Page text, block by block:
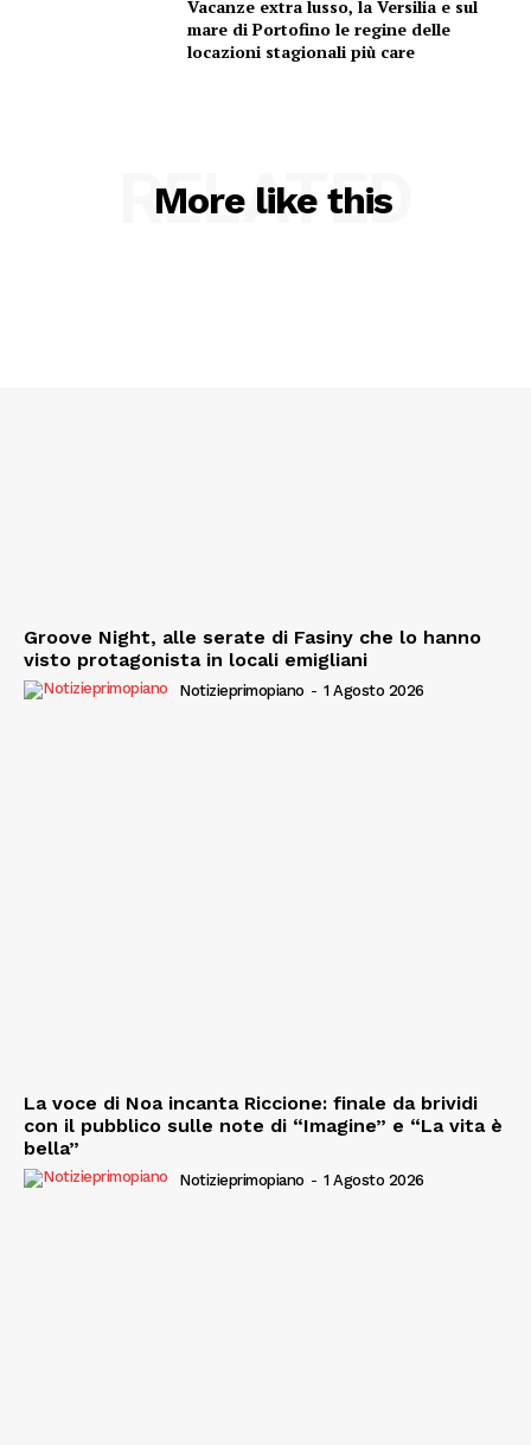
Vacanze extra lusso, la Versilia e sul
mare di Portofino le regine delle
locazioni stagionali più care
More like this
RELATED
Groove Night, alle serate di Fasiny che lo hanno
visto protagonista in locali emigliani
Notizieprimopiano - 1 Agosto 2026
La voce di Noa incanta Riccione: finale da brividi
con il pubblico sulle note di “Imagine” e “La vita è
bella”
Notizieprimopiano - 1 Agosto 2026